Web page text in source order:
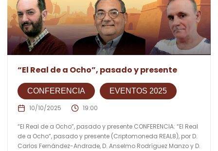
“El Real de a Ocho”, pasado y presente
CONFERENCIA EVENTOS 2025
10/10/2025 19:00
“El Real de a Ocho”, pasado y presente CONFERENCIA: “El Real
de a Ocho”, pasado y presente (Criptomoneda REAL8), por D.
Carlos Fernández-Andrade, D. Anselmo Rodríguez Manzo y D.